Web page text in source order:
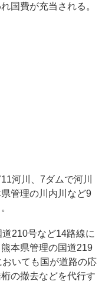
国費が充当される。
河川、7ダムで河川
管理の川内川など9
210号など14路線に
本県管理の国道219
いても国が道路の応
の撤去などを代行す